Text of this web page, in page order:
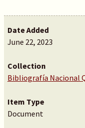
Date Added
June 22, 2023
Collection
Bibliografía Nacional
Item Type
Document